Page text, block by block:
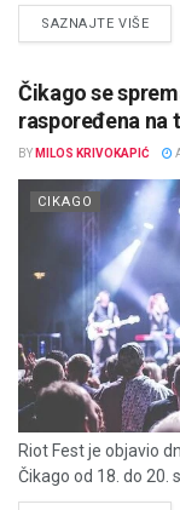
SAZNAJTE VIŠE
Čikago se
raspoređena na
BY MILOS KRIVOKAPIĆ
CIKAGO
Riot Fest je objavio
Čikago od 18. do 20.